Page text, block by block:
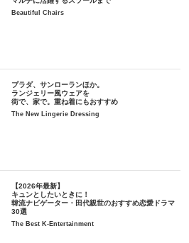
Beautiful Chairs
プラダ、サンローランほか。
ランジェリー風ウェアを
街で、家で。重ね着にもおすすめ
The New Lingerie Dressing
【2026年最新】
キュンとしたいときに！
韓流ナビゲーター・田代親世のおすすめ恋愛ドラマ
30選
The Best K-Entertainment